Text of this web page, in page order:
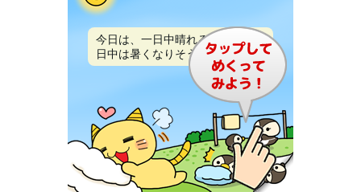
今日は、一日中晴れるでしょう。
日中は暑くなりそうです。